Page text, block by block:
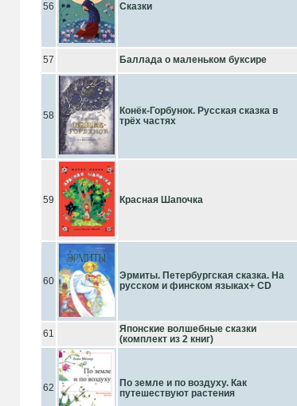
56 Сказки
57 Баллада о маленьком буксире
58
Конёк-Горбунок. Русская сказка в
трёх частях
59 Красная Шапочка
60
Эрмиты. Петербургская сказка. На
русском и финском языках+ CD
61
Японские волшебные сказки
(комплект из 2 книг)
62
По земле и по воздуху. Как
путешествуют растения